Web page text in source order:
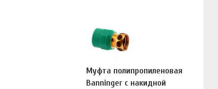
Муфта полипропиленовая
Banninger с накидной